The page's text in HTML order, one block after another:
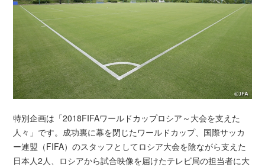
特別企画は「2018FIFAワールドカップロシア～大会を支えた
人々」です。成功裏に幕を閉じたワールドカップ、国際サッカ
ー連盟（FIFA）のスタッフとしてロシア大会を陰ながら支えた
日本人2人、ロシアから試合映像を届けたテレビ局の担当者に大